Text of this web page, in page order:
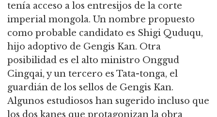
tenía acceso a los entresijos de la corte
imperial mongola. Un nombre propuesto
como probable candidato es Shigi Quduqu,
hijo adoptivo de Gengis Kan. Otra
posibilidad es el alto ministro Onggud
Cingqai, y un tercero es Tata-tonga, el
guardián de los sellos de Gengis Kan.
Algunos estudiosos han sugerido incluso que
los dos kanes que protagonizan la obra